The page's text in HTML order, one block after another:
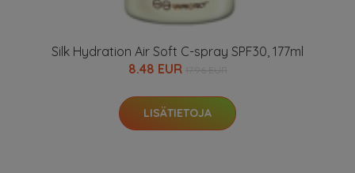
Silk Hydration Air Soft C-spray SPF30, 177ml
8.48 EUR
LISÄTIETOJA